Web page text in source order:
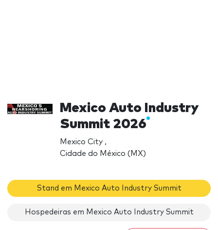
Mexico Auto Industry
Summit 2026
Mexico City ,
Cidade do México (MX)
Stand em Mexico Auto Industry Summit
Hospedeiras em Mexico Auto Industry Summit